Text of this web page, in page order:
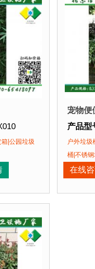
发
不会对环境产生污染。
|公园垃圾
宠物便
产品型
产品规
产品材
产品周
产品特
户外垃圾
桶|不锈
在线